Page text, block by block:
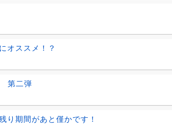
オススメ！？
第二弾
り期間があと僅かです！